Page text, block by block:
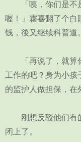
「咦，你们是不是
喔！」霜喜翻了个白
钱，後又继续科普道。
「再说了，就算你
工作的吧？身为小孩
的监护人做担保，在
刚想反驳他们有的
闭上了。